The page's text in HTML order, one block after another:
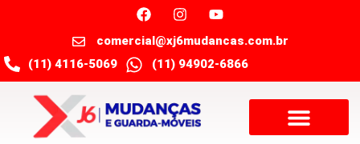
comercial@xj6mudancas.com.br
(11) 4116-5069
(11) 94902-6866